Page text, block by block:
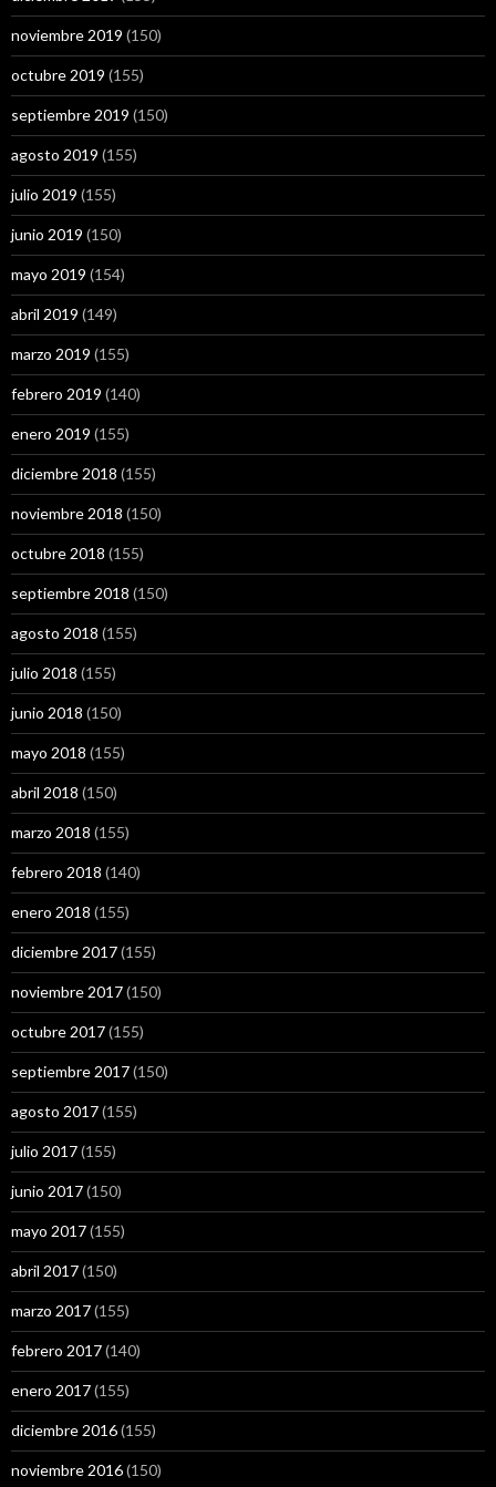
noviembre 2019 (150)
octubre 2019 (155)
septiembre 2019 (150)
agosto 2019 (155)
julio 2019 (155)
junio 2019 (150)
mayo 2019 (154)
abril 2019 (149)
marzo 2019 (155)
febrero 2019 (140)
enero 2019 (155)
diciembre 2018 (155)
noviembre 2018 (150)
octubre 2018 (155)
septiembre 2018 (150)
agosto 2018 (155)
julio 2018 (155)
junio 2018 (150)
mayo 2018 (155)
abril 2018 (150)
marzo 2018 (155)
febrero 2018 (140)
enero 2018 (155)
diciembre 2017(155)
noviembre 2017(150)
octubre 2017(155)
septiembre 2017(150)
agosto 2017(155)
julio 2017(155)
junio 2017(150)
mayo 2017(155)
abril 2017(150)
marzo 2017(155)
febrero 2017(140)
enero 2017(155)
diciembre 2016(155)
noviembre 2016(150)